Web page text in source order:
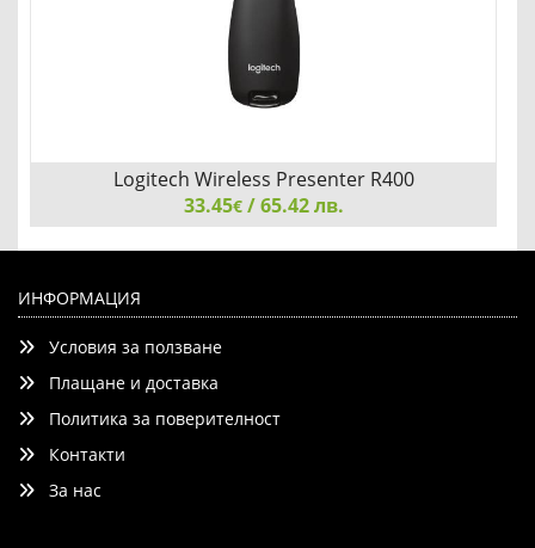
Logitech Wireless Presenter R400
33.45€/ 65.42 лв.
ИНФОРМАЦИЯ
Условия за ползване
Плащане и доставка
Политика за поверителност
Контакти
За нас